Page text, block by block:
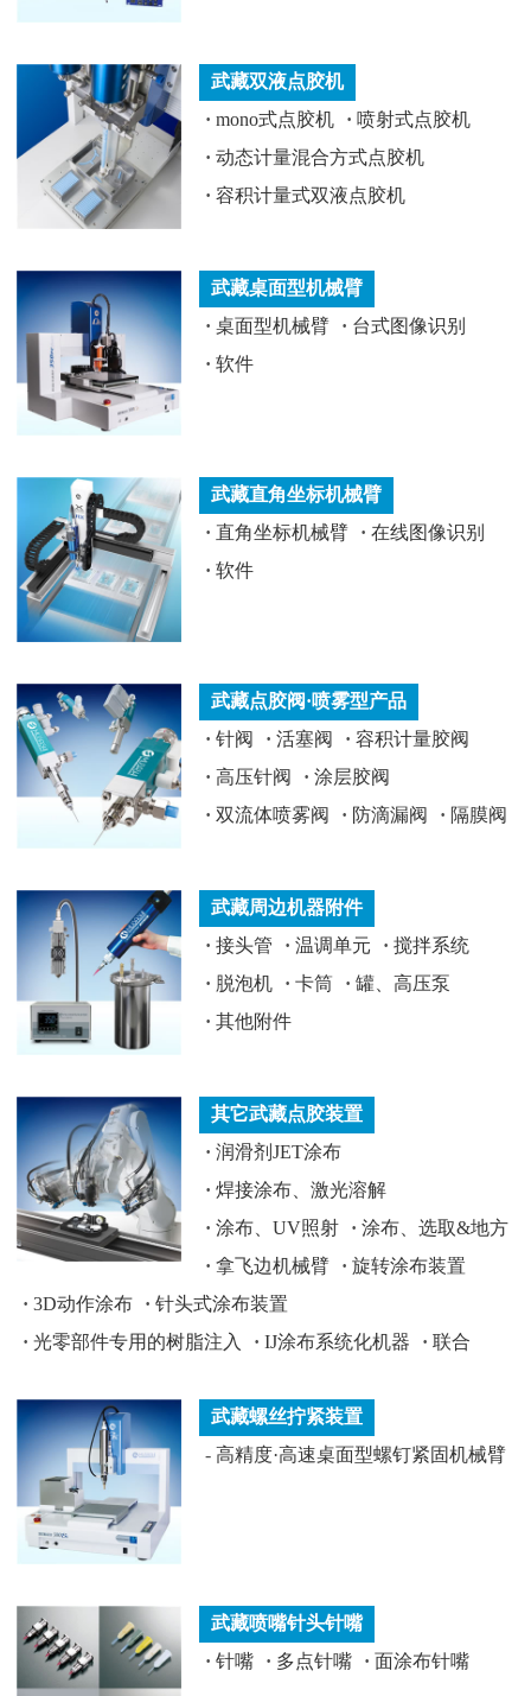
武藏双液点胶机
· mono式点胶机 · 喷射式点胶机
· 动态计量混合方式点胶机
· 容积计量式双液点胶机
武藏桌面型机械臂
· 桌面型机械臂 · 台式图像识别
· 软件
武藏直角坐标机械臂
· 直角坐标机械臂 · 在线图像识别
· 软件
武藏点胶阀·喷雾型产品
· 针阀 · 活塞阀 · 容积计量胶阀
· 高压针阀 · 涂层胶阀
· 双流体喷雾阀 · 防滴漏阀 · 隔膜阀
武藏周边机器附件
· 接头管 · 温调单元 · 搅拌系统
· 脱泡机 · 卡筒 · 罐、高压泵
· 其他附件
其它武藏点胶装置
· 润滑剂JET涂布
· 焊接涂布、激光溶解
· 涂布、UV照射 · 涂布、选取&地方
· 拿飞边机械臂 · 旋转涂布装置
· 3D动作涂布 · 针头式涂布装置
· 光零部件专用的树脂注入 · IJ涂布系统化机器 · 联合
武藏螺丝拧紧装置
- 高精度·高速桌面型螺钉紧固机械臂
武藏喷嘴针头针嘴
· 针嘴 · 多点针嘴 · 面涂布针嘴